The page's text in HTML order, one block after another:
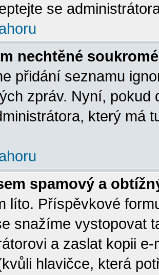
se
nechtěné
přidání seznamu
zpráv. Nyní, pokud
který má
spamový a
líto. Příspěvkové
snažíme vystopovat
a zaslat kopii
hlavičce, která